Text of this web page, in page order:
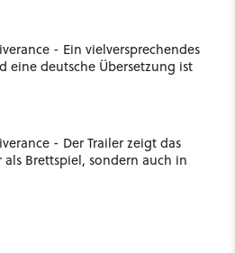
- Ein vielversprechendes
eine deutsche Übersetzung ist
- Der Trailer zeigt das
Brettspiel, sondern auch in